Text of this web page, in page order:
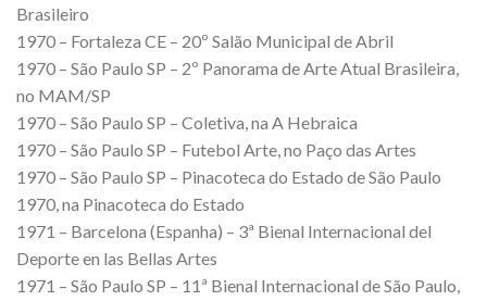
Brasileiro
1970 – Fortaleza CE – 20º Salão Municipal de Abril
1970 – São Paulo SP – 2º Panorama de Arte Atual Brasileira,
no MAM/SP
1970 – São Paulo SP – Coletiva, na A Hebraica
1970 – São Paulo SP – Futebol Arte, no Paço das Artes
1970 – São Paulo SP – Pinacoteca do Estado de São Paulo
1970, na Pinacoteca do Estado
1971 – Barcelona (Espanha) – 3ª Bienal Internacional del
Deporte en las Bellas Artes
1971 – São Paulo SP – 11ª Bienal Internacional de São Paulo,